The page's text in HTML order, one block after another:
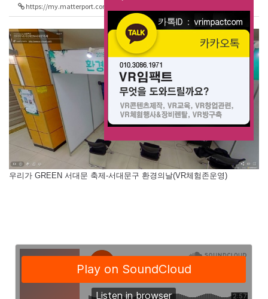
https://my.matterport.com/show/?m=W5kyq4hgm6m
우리가 GREEN 서대문 축제-서대문구 환경의날(VR체험존운영)